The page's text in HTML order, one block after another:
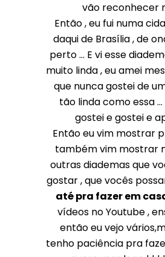
vão reconhecer
Então , eu fui numa
daqui de Brasília , de
perto ... E vi esse
muito linda , eu amei
que nunca gostei de
tão linda como essa ...
gostei e gostei e
Então eu vim mostrar
também vim mostrar
outras diademas que
gostar , que vocês
até pra fazer em
vídeos no Youtube ,
então eu vejo
tenho paciência pra